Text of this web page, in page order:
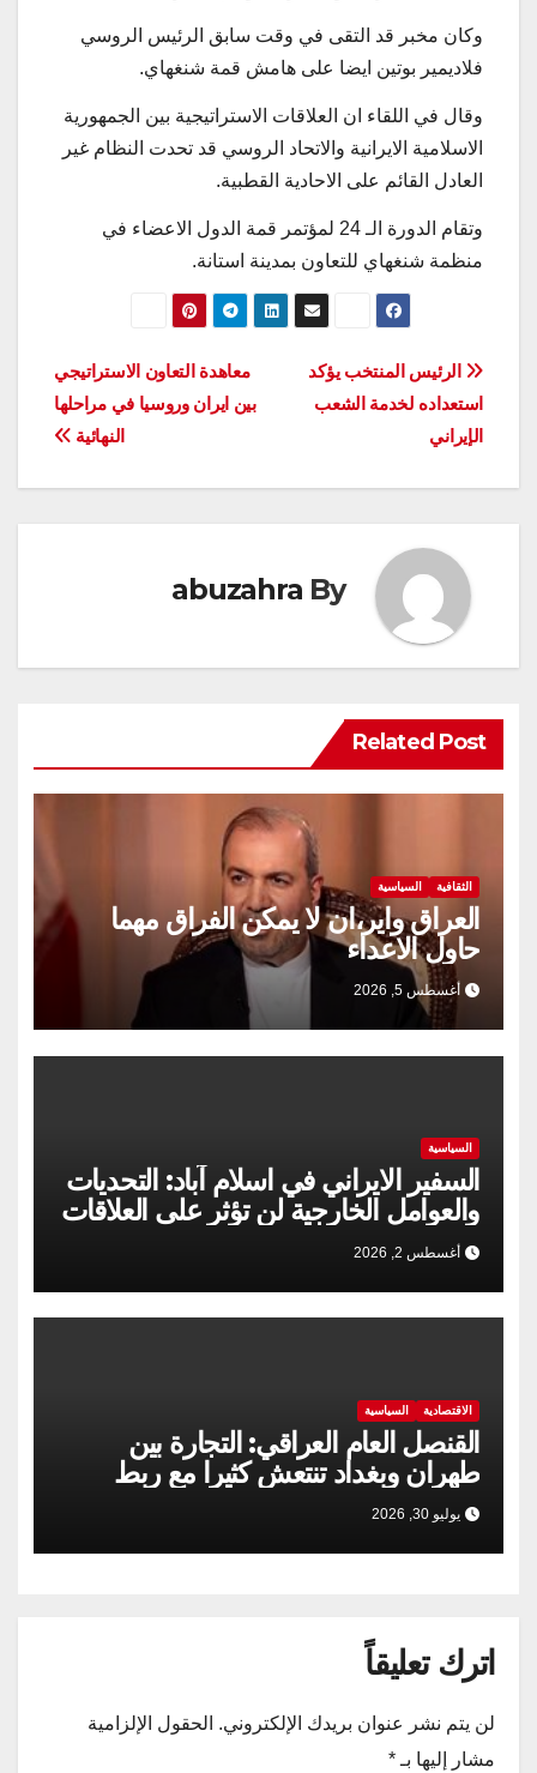
وكان مخبر قد التقى في وقت سابق الرئيس الروسي
فلاديمير بوتين ايضا على هامش قمة شنغهاي.
وقال في اللقاء ان العلاقات الاستراتيجية بين الجمهورية
الاسلامية الايرانية والاتحاد الروسي قد تحدت النظام غير
العادل القائم على الاحادية القطبية.
وتقام الدورة الـ 24 لمؤتمر قمة الدول الاعضاء في
منظمة شنغهاي للتعاون بمدينة استانة.
تصفّح
المقالات
معاهدة التعاون الاستراتيجي
بين ايران وروسيا في مراحلها
النهائية
الرئيس المنتخب يؤكد
استعداده لخدمة الشعب
الإيراني
By
abuzahra
Related Post
الثقافية السياسية
العراق واير،ان لا يمكن الفراق مهما
حاول الاعداء
أغسطس 5, 2026
السياسية
السفير الايراني في اسلام آباد: التحديات
والعوامل الخارجية لن تؤثر على العلاقات
الإيرانية الباكستانية
أغسطس 2, 2026
الاقتصادية السياسية
القنصل العام العراقي: التجارة بين
طهران وبغداد تنتعش كثيرا مع ربط
السكك الحديدية
يوليو 30, 2026
اترك تعليقاً
لن يتم نشر عنوان بريدك الإلكتروني. الحقول الإلزامية
مشار إليها بـ *